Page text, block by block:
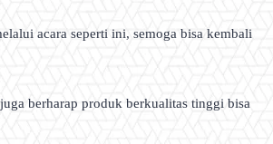
acara seperti ini, semoga bisa kembali
berharap produk berkualitas tinggi bisa